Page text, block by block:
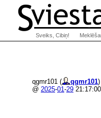
qgmr101 ( qgmr101
@ 2025-01-29 21:17:00
Sveiks, Cibiņ!